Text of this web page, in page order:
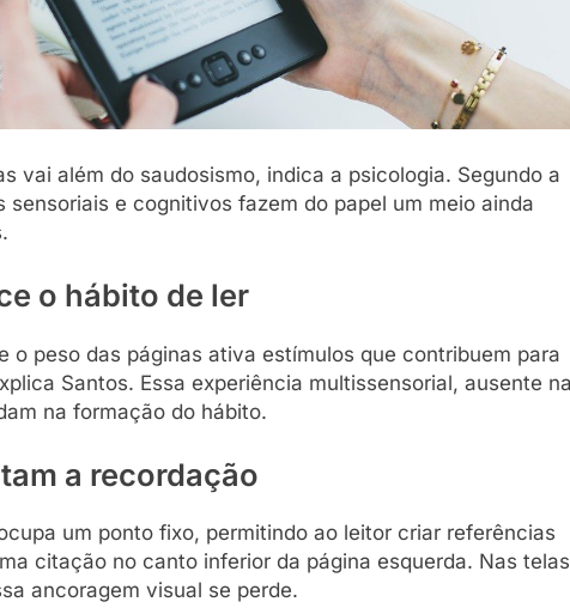
vai além do saudosismo, indica a psicologia. Segundo a
sensoriais e cognitivos fazem do papel um meio ainda
o hábito de ler
o peso das páginas ativa estímulos que contribuem para
Santos. Essa experiência multissensorial, ausente
na formação do hábito.
a recordação
um ponto fixo, permitindo ao leitor criar referências
citação no canto inferior da página esquerda. Nas
ancoragem visual se perde.